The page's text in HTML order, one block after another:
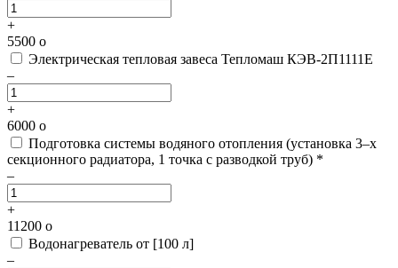
+
5500 o
Электрическая тепловая завеса Тепломаш КЭВ-2П1111Е
–
+
6000 o
Подготовка системы водяного отопления (установка 3–х
секционного радиатора, 1 точка с разводкой труб) *
–
+
11200 o
Водонагреватель от [100 л]
–